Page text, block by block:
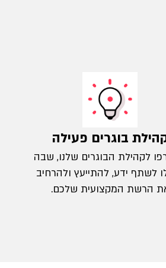
בוגרים פעילה
לקהילת הבוגרים שלנו, שבה
לשתף ידע, להתייעץ ולהרחיב
הרשת המקצועית שלכם.